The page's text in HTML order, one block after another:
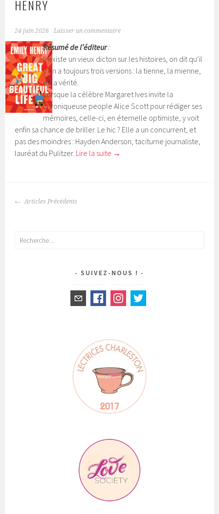
HENRY
24 juin 2026 Laisser un commentaire
Résumé de l’éditeur:
Il existe un vieux dicton sur les histoires, on dit qu’il
y en a toujours trois versions : la tienne, la mienne,
et la vérité.
Lorsque la célèbre Margaret Ives invite la
chroniqueuse people Alice Scott pour rédiger ses
mémoires, celle-ci, en éternelle optimiste, y voit
enfin sa chance de briller. Le hic ? Elle a un concurrent, et
pas des moindres : Hayden Anderson, taciturne journaliste,
lauréat du Pulitzer. Lire la suite →
ARTICLES
Articles Précédents
Rechercher :
SUIVEZ-NOUS !